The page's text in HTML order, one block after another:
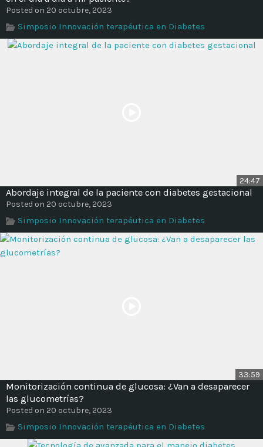
Posted on 20 octubre, 2023
Simposio Innovación terapéutica en Diabetes
24:47
Abordaje integral de la paciente con diabetes gestacional
Posted on 20 octubre, 2023
Simposio Innovación terapéutica en Diabetes
33:59
Monitorización continua de glucosa: ¿Van a desaparecer
las glucometrías?
Posted on 20 octubre, 2023
Simposio Innovación terapéutica en Diabetes